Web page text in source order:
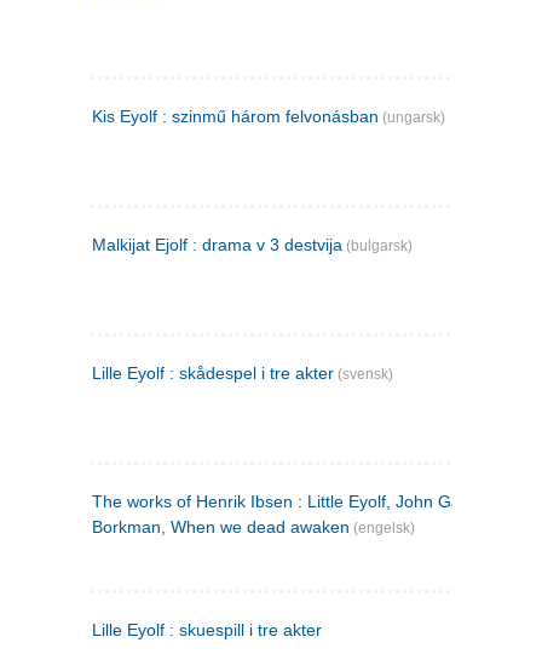
Kis Eyolf : szinmű három felvonásban (ungarsk)
Malkijat Ejolf : drama v 3 destvija (bulgarsk)
Lille Eyolf : skådespel i tre akter (svensk)
The works of Henrik Ibsen : Little Eyolf, John Gabriel
Borkman, When we dead awaken (engelsk)
Lille Eyolf : skuespill i tre akter